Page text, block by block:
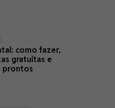
como fazer,
gratuitas e
prontos